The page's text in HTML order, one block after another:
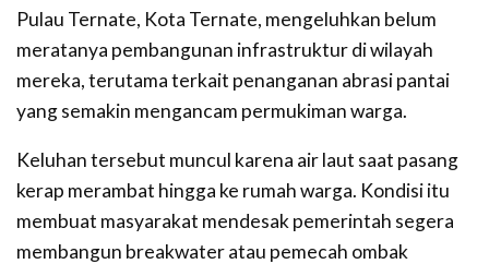
Pulau Ternate, Kota Ternate, mengeluhkan belum
meratanya pembangunan infrastruktur di wilayah
mereka, terutama terkait penanganan abrasi pantai
yang semakin mengancam permukiman warga.
Keluhan tersebut muncul karena air laut saat pasang
kerap merambat hingga ke rumah warga. Kondisi itu
membuat masyarakat mendesak pemerintah segera
membangun breakwater atau pemecah ombak